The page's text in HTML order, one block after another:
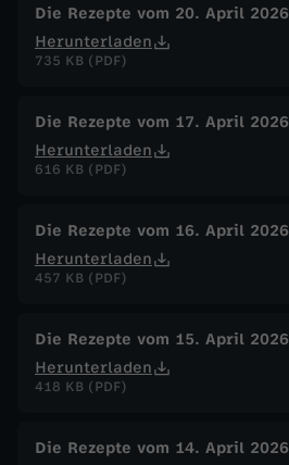
Die Rezepte vom 20. April 2026
Herunterladen
735 KB (PDF)
Die Rezepte vom 17. April 2026
Herunterladen
616 KB (PDF)
Die Rezepte vom 16. April 2026
Herunterladen
457 KB (PDF)
Die Rezepte vom 15. April 2026
Herunterladen
418 KB (PDF)
Die Rezepte vom 14. April 2026